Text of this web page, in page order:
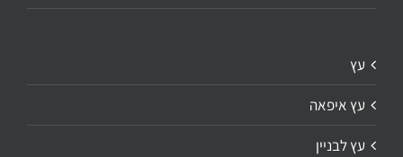
עץ
עץ איפאה
עץ לבניין